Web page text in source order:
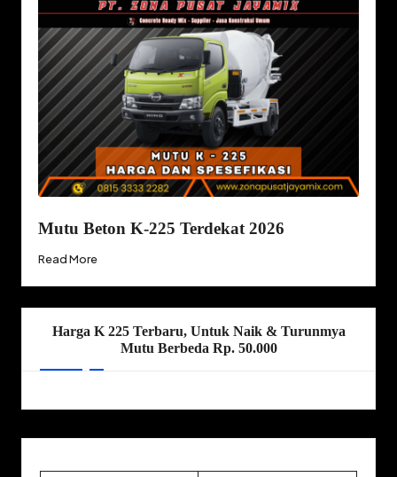
Mutu Beton K-225 Terdekat 2026
Read More
Harga K 225 Terbaru, Untuk Naik & Turunmya
Mutu Berbeda Rp. 50.000